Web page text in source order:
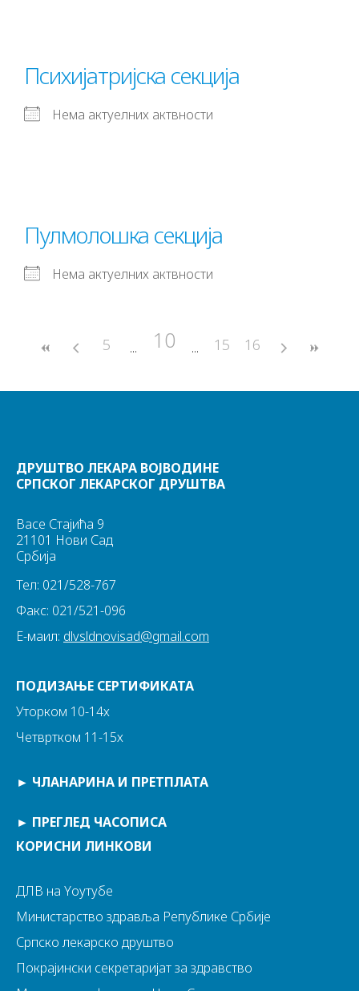
Психијатријска секција
Нема актуелних актвности
Пулмолошка секција
Нема актуелних актвности
5 10 15 16
ДРУШТВО ЛЕКАРА ВОЈВОДИНЕ
СРПСКОГ ЛЕКАРСКОГ ДРУШТВА
Васе Стајића 9
21101 Нови Сад
Србија
Тел: 021/528-767
Факс: 021/521-096
Е-маил: dlvsldnovisad@gmail.com
ПОДИЗАЊЕ СЕРТИФИКАТА
Уторком 10-14х
Четвртком 11-15х
► ЧЛАНАРИНА И ПРЕТПЛАТА
► ПРЕГЛЕД ЧАСОПИСА
КОРИСНИ ЛИНКОВИ
ДЛВ на Yоутубе
Министарство здравља Републике Србије
Српско лекарско друштво
Покрајински секретаријат за здравство